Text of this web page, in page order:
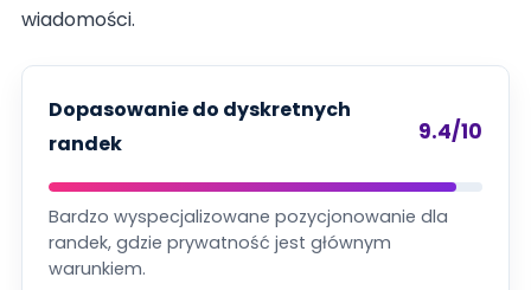
wiadomości.
Dopasowanie do dyskretnych
randek
9.4/10
Bardzo wyspecjalizowane pozycjonowanie dla
randek, gdzie prywatność jest głównym
warunkiem.